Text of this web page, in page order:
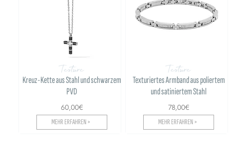
Texture
Kreuz-Kette aus Stahl und schwarzem
PVD
60,00€
MEHR ERFAHREN >
Texture
Texturiertes Armband aus poliertem
und satiniertem Stahl
78,00€
MEHR ERFAHREN >